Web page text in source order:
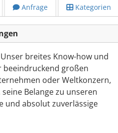
Anfrage Kategorien
breites Know-how und
beeindruckend großen
oder Weltkonzern,
Belange zu unseren
und absolut zuverlässige